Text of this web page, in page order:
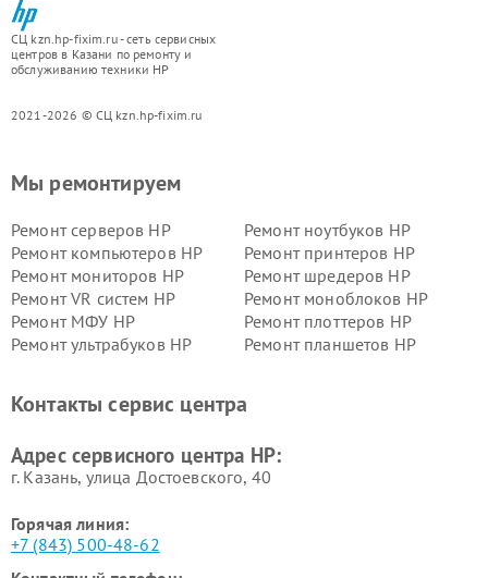
СЦ kzn.hp-fixim.ru - сеть сервисных
центров в Казани по ремонту и
обслуживанию техники HP
2021-2026 © СЦ kzn.hp-fixim.ru
Мы ремонтируем
Ремонт серверов HP
Ремонт ноутбуков HP
Ремонт компьютеров HP
Ремонт принтеров HP
Ремонт мониторов HP
Ремонт шредеров HP
Ремонт VR систем HP
Ремонт моноблоков HP
Ремонт МФУ HP
Ремонт плоттеров HP
Ремонт ультрабуков HP
Ремонт планшетов HP
Контакты сервис центра
Адрес сервисного центра HP:
г. Казань, улица Достоевского, 40
Горячая линия:
+7 (843) 500-48-62